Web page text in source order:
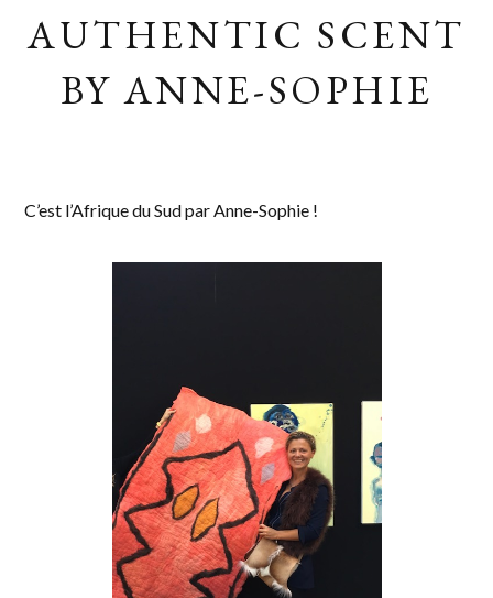
AUTHENTIC SCENT
BY ANNE-SOPHIE
C’est l’Afrique du Sud par Anne-Sophie !